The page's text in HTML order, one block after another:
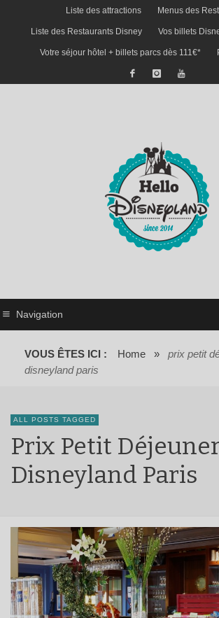
Liste des attractions Menus des
Liste des Restaurants Disney Vos billets
Votre séjour hôtel + billets parcs dès 111€*
Navigation
VOUS ÊTES ICI : Home »
prix petit
disneyland paris
ALL POSTS TAGGED
Prix Petit
Disneyland Paris